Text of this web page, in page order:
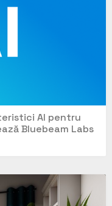
AI pentru
Bluebeam Labs